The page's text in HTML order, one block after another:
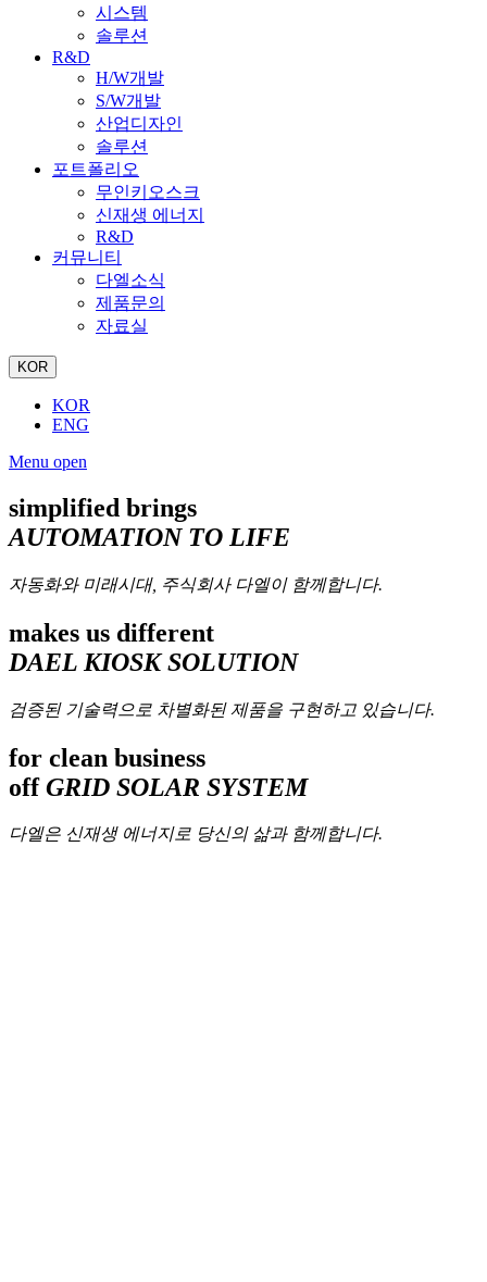
시스템
솔루션
R&D
H/W개발
S/W개발
산업디자인
솔루션
포트폴리오
무인키오스크
신재생 에너지
R&D
커뮤니티
다엘소식
제품문의
자료실
KOR
KOR
ENG
Menu open
simplified brings
AUTOMATION TO LIFE
자동화와 미래시대, 주식회사 다엘이 함께합니다.
makes us different
DAEL KIOSK SOLUTION
검증된 기술력으로 차별화된 제품을 구현하고 있습니다.
for clean business
offGRID SOLAR SYSTEM
다엘은 신재생 에너지로 당신의 삶과 함께합니다.